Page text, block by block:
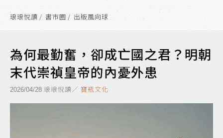
琅琅悅讀 書市圈 出版風向球
為何最勤奮，卻成亡國之君？明朝
末代崇禎皇帝的內憂外患
2026/04/28 琅琅悅讀／ 寶瓶文化